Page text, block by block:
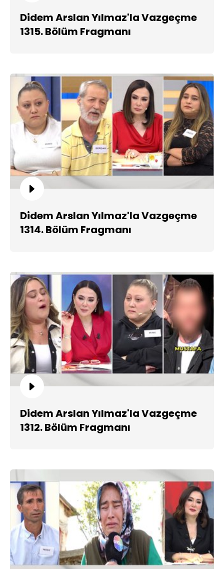
Didem Arslan Yılmaz'la Vazgeçme
1315. Bölüm Fragmanı
Didem Arslan Yılmaz'la Vazgeçme
1314. Bölüm Fragmanı
Didem Arslan Yılmaz'la Vazgeçme
1312. Bölüm Fragmanı